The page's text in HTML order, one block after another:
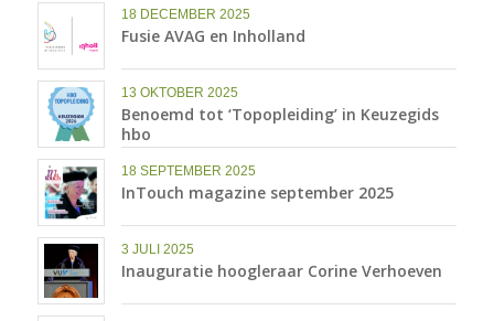
18 DECEMBER 2025
Fusie AVAG en Inholland
13 OKTOBER 2025
Benoemd tot ‘Topopleiding’ in Keuzegids
hbo
18 SEPTEMBER 2025
InTouch magazine september 2025
3 JULI 2025
Inauguratie hoogleraar Corine Verhoeven